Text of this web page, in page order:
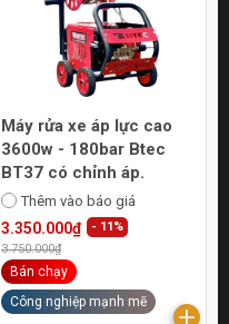
Máy rửa xe áp lực cao
3600w - 180bar Btec
BT37 có chỉnh áp.
Thêm vào báo giá
3.350.000₫
3.750.000₫
- 11%
Bán chạy
Công nghiệp mạnh mẽ